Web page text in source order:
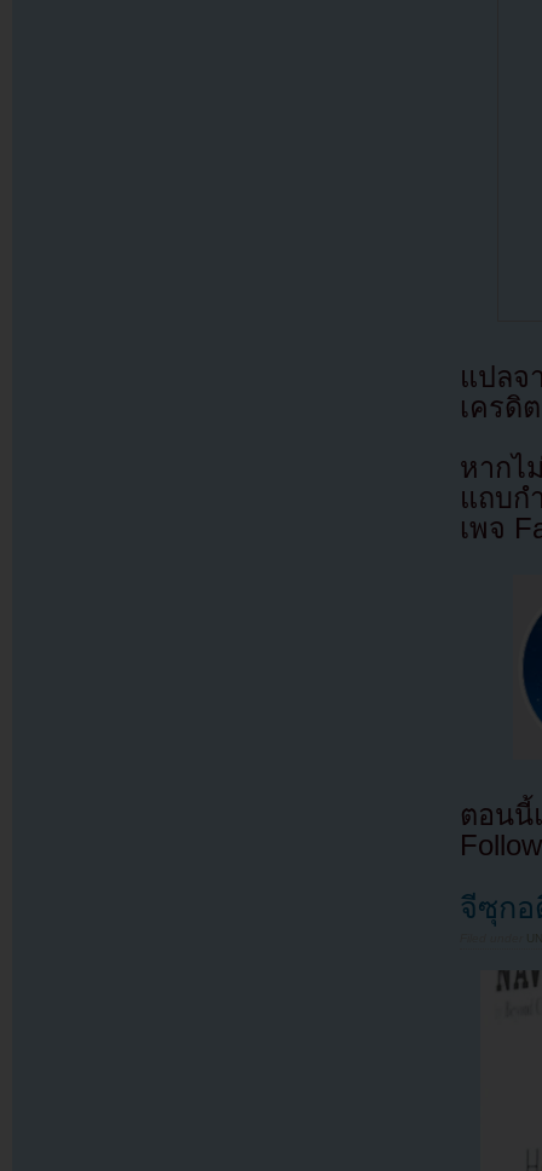
แปล
เครดิ
หากไ
แถบก
เพจ
ตอนนี้
จีซุกอ